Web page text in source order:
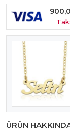
ÜRÜN